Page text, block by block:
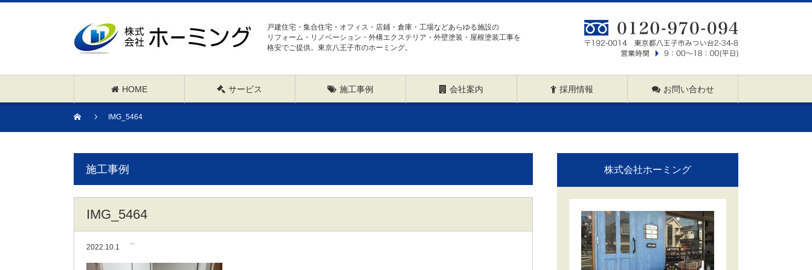
戸建住宅・集合住宅・オフィス・店鋪・倉庫・工場などあらゆる施設の
リフォーム・リノベーション・外構エクステリア・外壁塗装・屋根塗装工事を
格安でご提供。東京八王子市のホーミング。
HOME サービス 施工事例 会社案内 採用情報 お問い合わせ
IMG_5464
施工事例
IMG_5464
2022.10.1
株式会社ホーミング